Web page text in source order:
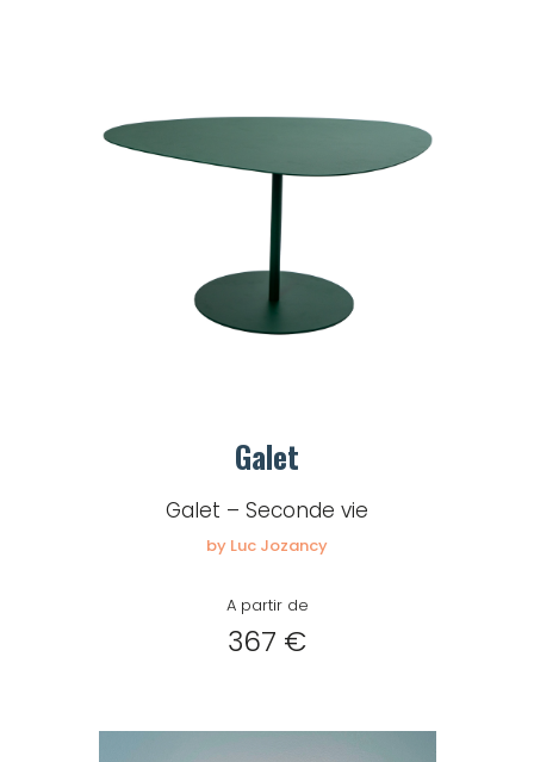
Galet
Galet – Seconde vie
by Luc Jozancy
A partir de
367 €